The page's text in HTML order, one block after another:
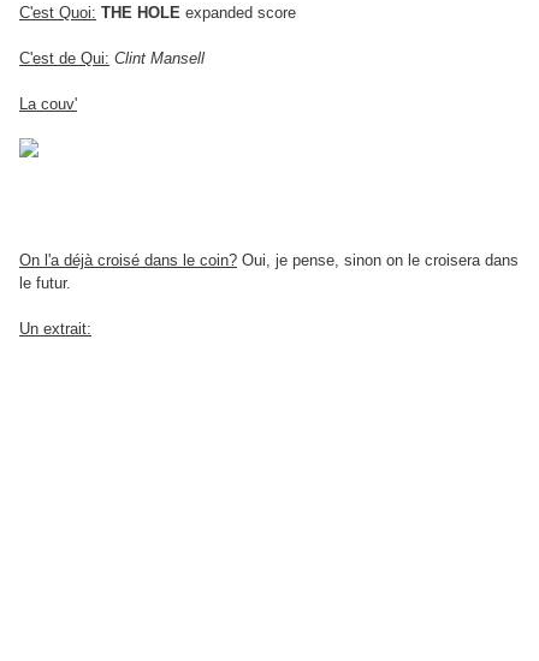
C'est Quoi: THE HOLE expanded score
C'est de Qui: Clint Mansell
La couv'
On l'a déjà croisé dans le coin? Oui, je pense, sinon on le croisera dans
le futur.
Un extrait: